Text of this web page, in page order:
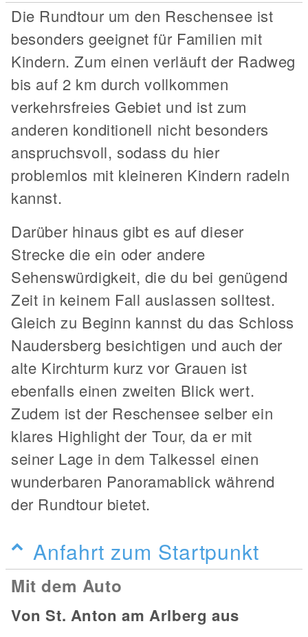
Die Rundtour um den Reschensee ist
besonders geeignet für Familien mit
Kindern. Zum einen verläuft der Radweg
bis auf 2 km durch vollkommen
verkehrsfreies Gebiet und ist zum
anderen konditionell nicht besonders
anspruchsvoll, sodass du hier
problemlos mit kleineren Kindern radeln
kannst.
Darüber hinaus gibt es auf dieser
Strecke die ein oder andere
Sehenswürdigkeit, die du bei genügend
Zeit in keinem Fall auslassen solltest.
Gleich zu Beginn kannst du das Schloss
Naudersberg besichtigen und auch der
alte Kirchturm kurz vor Grauen ist
ebenfalls einen zweiten Blick wert.
Zudem ist der Reschensee selber ein
klares Highlight der Tour, da er mit
seiner Lage in dem Talkessel einen
wunderbaren Panoramablick während
der Rundtour bietet.
Anfahrt zum Startpunkt
Mit dem Auto
Von St. Anton am Arlberg aus